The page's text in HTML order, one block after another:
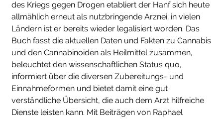
des Kriegs gegen Drogen etabliert der Hanf sich heute
allmählich erneut als nutzbringende Arznei; in vielen
Ländern ist er bereits wieder legalisiert worden. Das
Buch fasst die aktuellen Daten und Fakten zu Cannabis
und den Cannabinoiden als Heilmittel zusammen,
beleuchtet den wissenschaftlichen Status quo,
informiert über die diversen Zubereitungs- und
Einnahmeformen und bietet damit eine gut
verständliche Übersicht, die auch dem Arzt hilfreiche
Dienste leisten kann. Mit Beiträgen von Raphael